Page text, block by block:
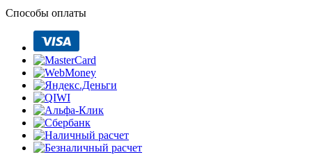
Способы оплаты